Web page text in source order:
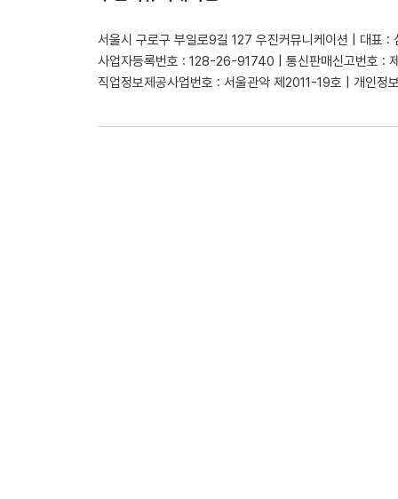
서울시 구로구 부일로9길 127 우진커뮤니케이션 | 대표 :
사업자등록번호 : 128-26-91740 | 통신판매신고번호 :
직업정보제공사업번호 : 서울관악 제2011-19호 | 개인정